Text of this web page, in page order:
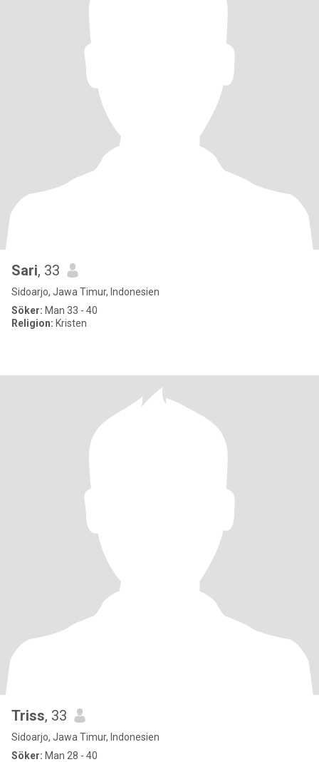
Sari, 33
Sidoarjo, Jawa Timur, Indonesien
Söker: Man 33 - 40
Religion: Kristen
Triss, 33
Sidoarjo, Jawa Timur, Indonesien
Söker: Man 28 - 40